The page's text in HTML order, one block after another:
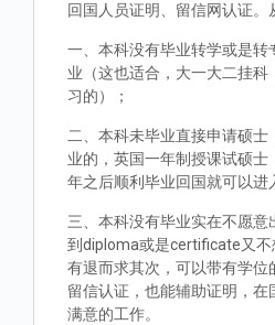
回国人员证明、留信网认证。
一、本科没有毕业转学或是
业（这也适合，大一大二挂
习的）；
二、本科未毕业直接申请硕
业的，英国一年制授课试硕
年之后顺利毕业回国就可以进
三、本科没有毕业实在不愿意
到diploma或是certificate又不
有退而求其次，可以带有学位
留信认证，也能辅助证明，在
满意的工作。